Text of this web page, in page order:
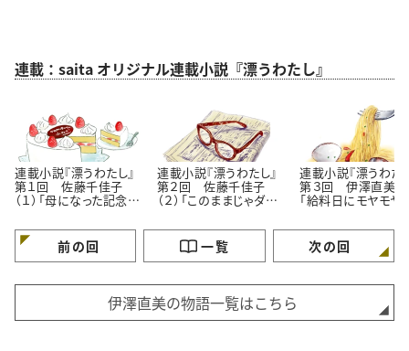
連載：saita オリジナル連載小説『漂うわたし』
連載小説『漂うわたし』
第１回 佐藤千佳子
（１）「母になった記念
連載小説『漂うわたし』
第２回 佐藤千佳子
（２）「このままじゃダ
連載小説『漂うわた
第３回 伊澤直美（
「給料日にモヤモヤ
前の回 一覧 次の回
伊澤直美の物語一覧はこちら